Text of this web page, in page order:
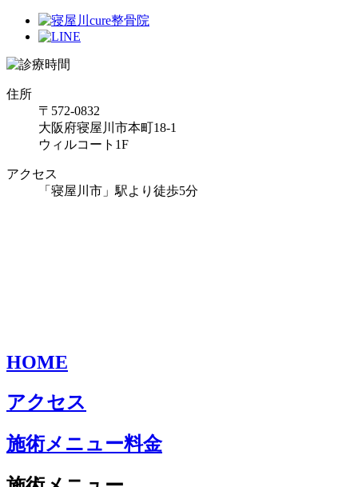
住所
〒572-0832
大阪府寝屋川市本町18-1
ウィルコート1F
アクセス
「寝屋川市」駅より徒歩5分
HOME
アクセス
施術メニュー料金